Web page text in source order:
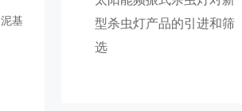
基
型杀虫灯产品的引进和筛
选